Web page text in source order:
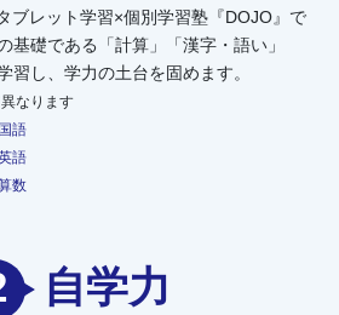
ブレット学習×個別学習塾『DOJO』で
基礎である「計算」「漢字・語い」
習し、学力の土台を固めます。
なります
語
語
数
自学力